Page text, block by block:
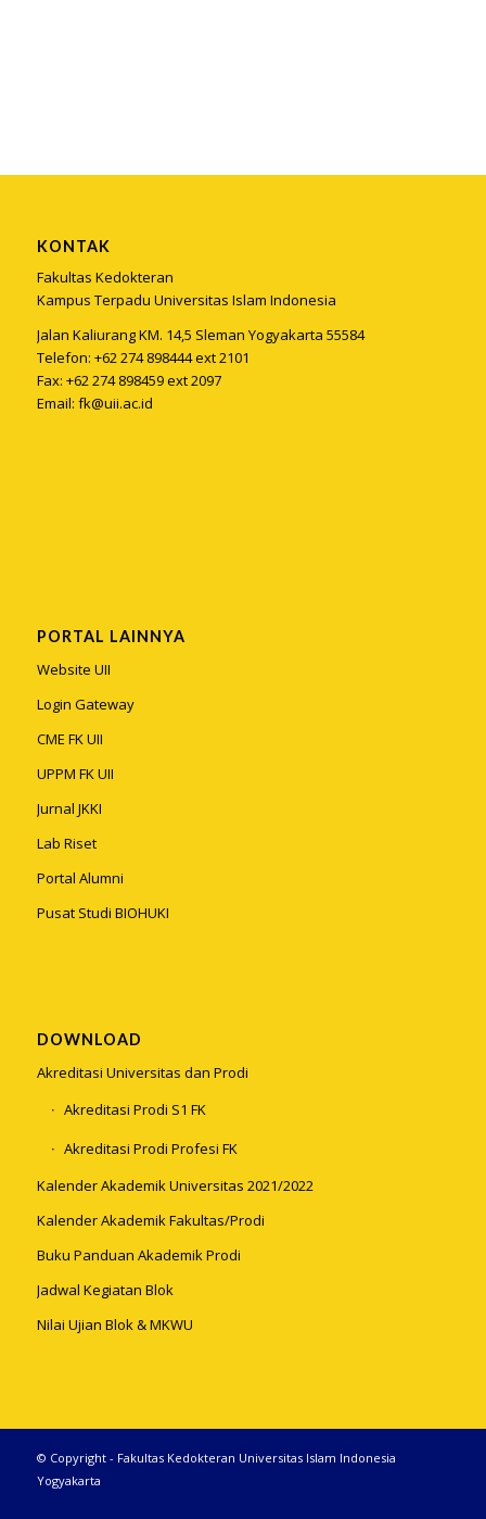
KONTAK
Fakultas Kedokteran
Kampus Terpadu Universitas Islam Indonesia
Jalan Kaliurang KM. 14,5 Sleman Yogyakarta 55584
Telefon: +62 274 898444 ext 2101
Fax: +62 274 898459 ext 2097
Email: fk@uii.ac.id
PORTAL LAINNYA
Website UII
Login Gateway
CME FK UII
UPPM FK UII
Jurnal JKKI
Lab Riset
Portal Alumni
Pusat Studi BIOHUKI
DOWNLOAD
Akreditasi Universitas dan Prodi
Akreditasi Prodi S1 FK
Akreditasi Prodi Profesi FK
Kalender Akademik Universitas 2021/2022
Kalender Akademik Fakultas/Prodi
Buku Panduan Akademik Prodi
Jadwal Kegiatan Blok
Nilai Ujian Blok & MKWU
© Copyright - Fakultas Kedokteran Universitas Islam Indonesia
Yogyakarta